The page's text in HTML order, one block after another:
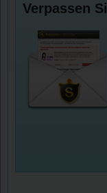
Verpassen